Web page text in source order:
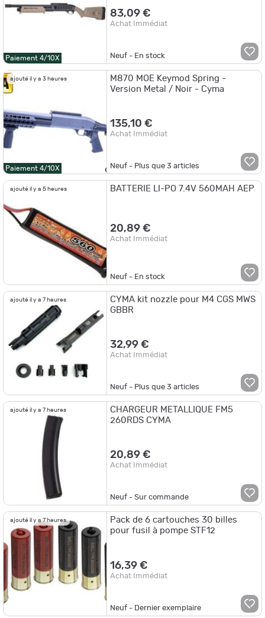
Paiement 4/10X
83,09 €
Achat Immédiat
Neuf - En stock
ajouté il y a 3 heures
Paiement 4/10X
M870 MOE Keymod Spring -
Version Metal / Noir - Cyma
135,10 €
Achat Immédiat
Neuf - Plus que3 articles
ajouté il y a 5 heures BATTERIE LI-PO 7.4V 560MAH AEP
20,89 €
Achat Immédiat
Neuf - En stock
ajouté il y a 7 heures
CYMA kit nozzle pour M4 CGS MWS
GBBR
32,99 €
Achat Immédiat
Neuf - Plus que3 articles
ajouté il y a 7 heures
CHARGEUR METALLIQUE FM5
260RDS CYMA
20,89 €
Achat Immédiat
Neuf - Sur commande
ajouté il y a 7 heures
Pack de 6 cartouches 30 billes
pour fusil à pompe STF12
16,39 €
Achat Immédiat
Neuf - Dernier exemplaire